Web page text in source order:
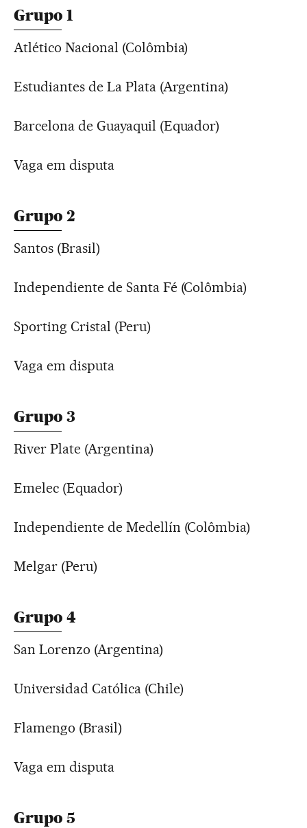
Grupo 1
Atlético Nacional (Colômbia)
Estudiantes de La Plata (Argentina)
Barcelona de Guayaquil (Equador)
Vaga em disputa
Grupo 2
Santos (Brasil)
Independiente de Santa Fé (Colômbia)
Sporting Cristal (Peru)
Vaga em disputa
Grupo 3
River Plate (Argentina)
Emelec (Equador)
Independiente de Medellín (Colômbia)
Melgar (Peru)
Grupo 4
San Lorenzo (Argentina)
Universidad Católica (Chile)
Flamengo (Brasil)
Vaga em disputa
Grupo 5